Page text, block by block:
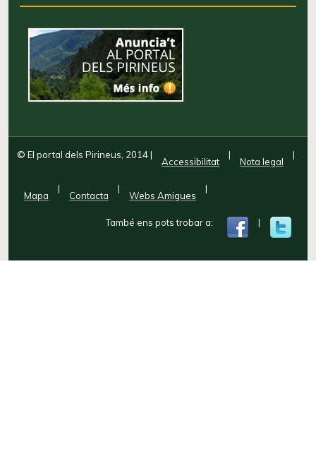
© El portal dels Pirineus, 2014|
Accessibilitat
|
Nota legal
|
Mapa
|
Contacta
|
Webs Amigues
|
També ens pots trobar a: |